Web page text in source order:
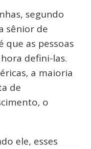
segundo
sênior de
que as pessoas
defini-las.
a maioria
de
o
ele, esses